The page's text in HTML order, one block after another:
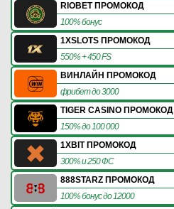
RIOBET ПРОМОКОД
100% бонус
1XSLOTS ПРОМОКОД
550% + 450 FS
ВИНЛАЙН ПРОМОКОД
фрибет до 3000
TIGER CASINO ПРОМОКОД
150% до 100 000
1XBIT ПРОМОКОД
300% и 250 ФС
888STARZ ПРОМОКОД
100% бонус до 12000